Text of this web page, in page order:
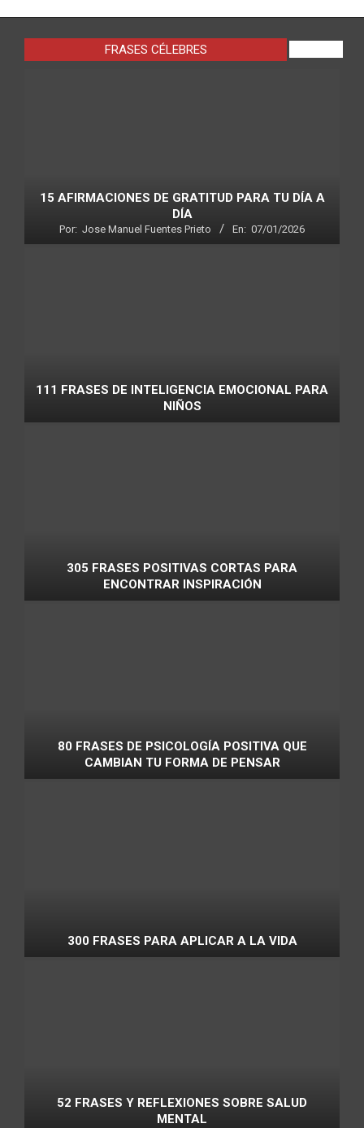
FRASES CÉLEBRES
15 AFIRMACIONES DE GRATITUD PARA TU DÍA A
DÍA
Por: Jose Manuel Fuentes Prieto En: 07/01/2026
111 FRASES DE INTELIGENCIA EMOCIONAL PARA
NIÑOS
305 FRASES POSITIVAS CORTAS PARA
ENCONTRAR INSPIRACIÓN
80 FRASES DE PSICOLOGÍA POSITIVA QUE
CAMBIAN TU FORMA DE PENSAR
300 FRASES PARA APLICAR A LA VIDA
52 FRASES Y REFLEXIONES SOBRE SALUD
MENTAL